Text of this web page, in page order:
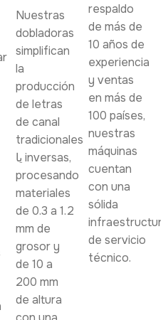
Nuestras
dobladoras
simplifican
la
producción
de letras
de canal
tradicionales
یا inversas,
procesando
materiales
de 0.3 a 1.2
mm de
grosor y
de 10 a
200 mm
de altura
respaldo
de más de
10 años de
experiencia
y ventas
en más de
100 países,
nuestras
máquinas
cuentan
con una
sólida
infraestructura
de servicio
técnico.